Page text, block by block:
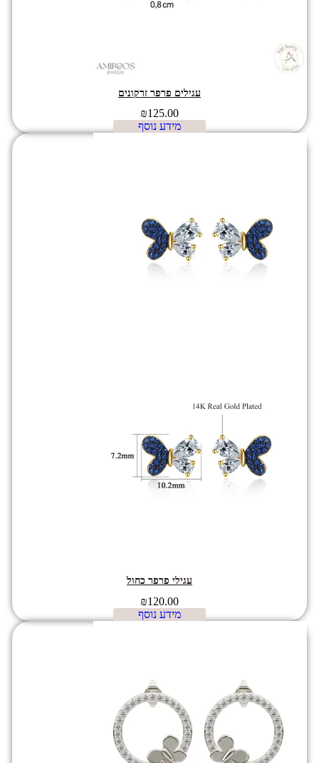
עגילים פרפר זרקונים
₪125.00
מידע נוסף
עגילי פרפר כחול
₪120.00
מידע נוסף